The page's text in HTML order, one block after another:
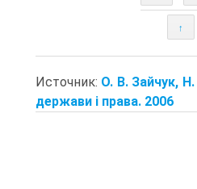
↑
Источник: О. В. Зайчук,
держави і права. 2006